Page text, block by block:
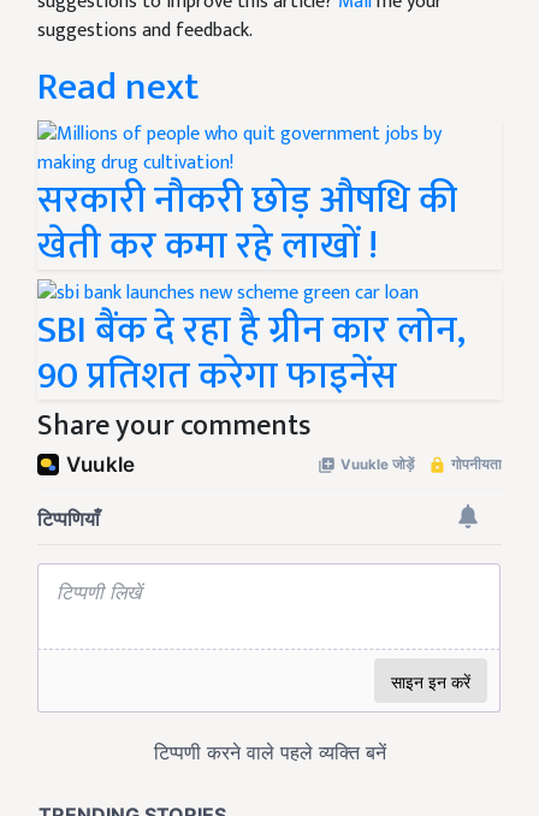
suggestions and feedback.
Read next
सरकारी नौकरी छोड़ औषधि की
खेती कर कमा रहे लाखों !
SBI बैंक दे रहा है ग्रीन कार लोन,
90 प्रतिशत करेगा फाइनेंस
Share your comments